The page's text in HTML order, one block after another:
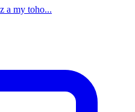
a my toho...